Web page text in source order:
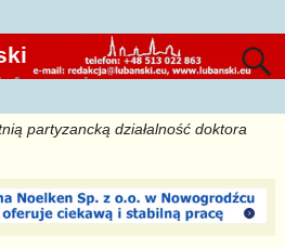
partyzancką działalność doktora